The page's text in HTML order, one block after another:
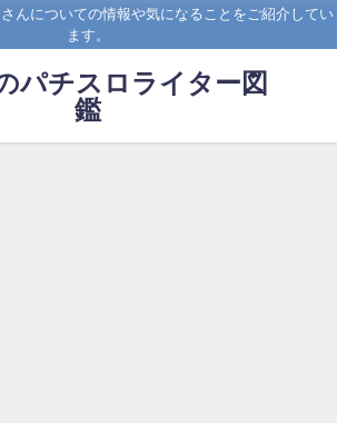
んについての情報や気になることをご紹介してい
ます。
パチスロライター図
鑑